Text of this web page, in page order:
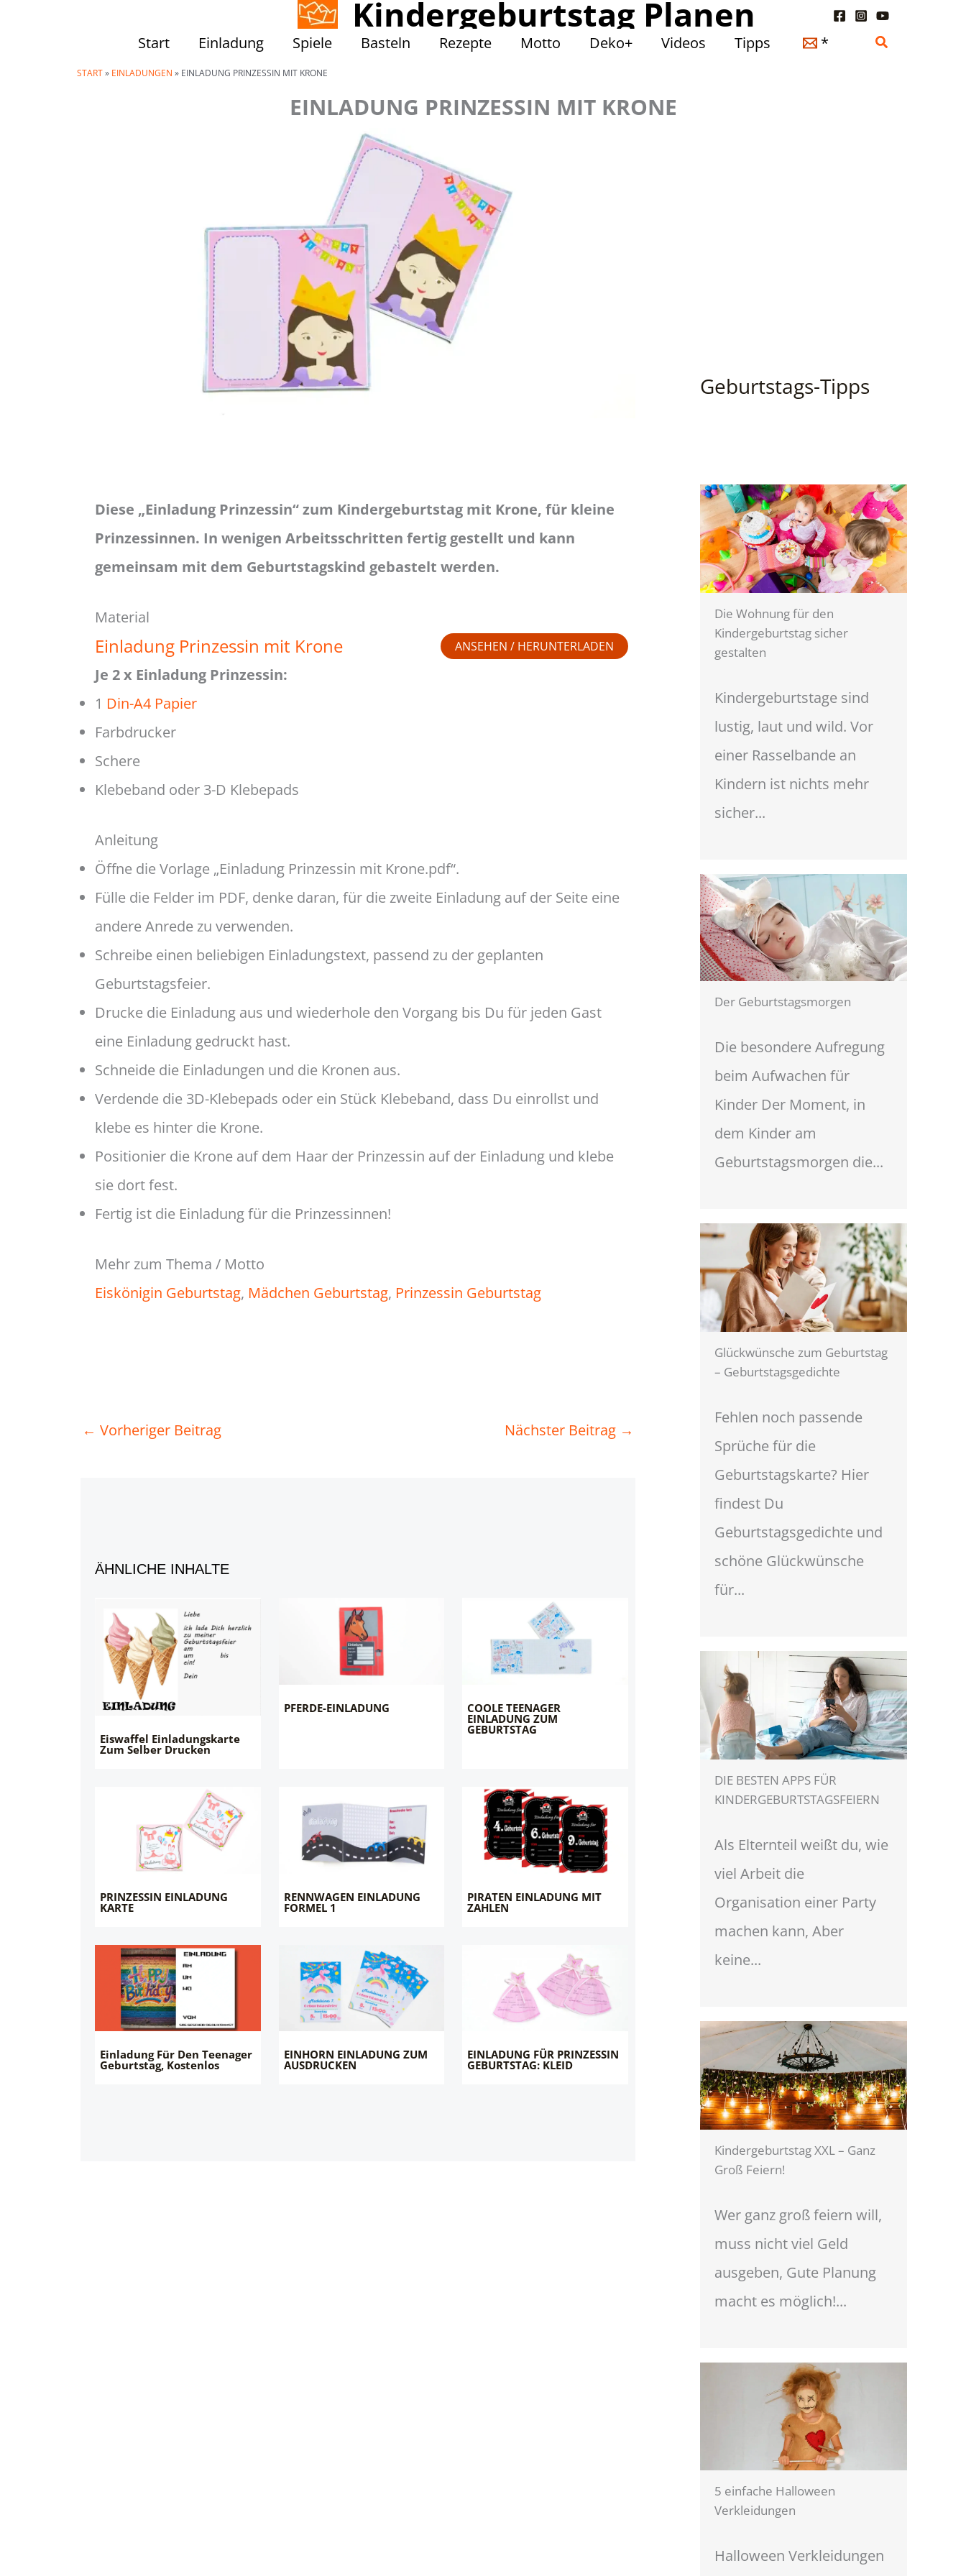
Kindergeburtstag Planen
Start Einladung Spiele Basteln Rezepte Motto Deko+ Videos Tipps * Suchen
START» EINLADUNGEN » EINLADUNG PRINZESSIN MIT KRONE
EINLADUNG PRINZESSIN MIT KRONE
Diese „Einladung Prinzessin“ zum Kindergeburtstag mit Krone, für kleine
Prinzessinnen. In wenigen Arbeitsschritten fertig gestellt und kann
gemeinsam mit dem Geburtstagskind gebastelt werden.
Material
Einladung Prinzessin mit Krone ANSEHEN / HERUNTERLADEN
Je 2 x Einladung Prinzessin:
1 Din-A4 Papier
Farbdrucker
Schere
Klebeband oder 3-D Klebepads
Anleitung
Öffne die Vorlage „Einladung Prinzessin mit Krone.pdf“.
Fülle die Felder im PDF, denke daran, für die zweite Einladung auf der Seite eine
andere Anrede zu verwenden.
Schreibe einen beliebigen Einladungstext, passend zu der geplanten
Geburtstagsfeier.
Drucke die Einladung aus und wiederhole den Vorgang bis Du für jeden Gast
eine Einladung gedruckt hast.
Schneide die Einladungen und die Kronen aus.
Verdende die 3D-Klebepads oder ein Stück Klebeband, dass Du einrollst und
klebe es hinter die Krone.
Positionier die Krone auf dem Haar der Prinzessin auf der Einladung und klebe
sie dort fest.
Fertig ist die Einladung für die Prinzessinnen!
Mehr zum Thema / Motto
Eiskönigin Geburtstag, Mädchen Geburtstag, Prinzessin Geburtstag
← Vorheriger Beitrag Nächster Beitrag →
ÄHNLICHE INHALTE
Eiswaffel Einladungskarte
Zum Selber Drucken
PFERDE-EINLADUNG COOLE TEENAGER
EINLADUNG ZUM
GEBURTSTAG
PRINZESSIN EINLADUNG
KARTE
RENNWAGEN EINLADUNG
FORMEL 1
PIRATEN EINLADUNG MIT
ZAHLEN
Einladung Für Den Teenager
Geburtstag, Kostenlos
EINHORN EINLADUNG ZUM
AUSDRUCKEN
EINLADUNG FÜR PRINZESSIN
GEBURTSTAG: KLEID
Geburtstags-Tipps
Die Wohnung für den
Kindergeburtstag sicher
gestalten
Kindergeburtstage sind
lustig, laut und wild. Vor
einer Rasselbande an
Kindern ist nichts mehr
sicher...
Der Geburtstagsmorgen
Die besondere Aufregung
beim Aufwachen für
Kinder Der Moment, in
dem Kinder am
Geburtstagsmorgen die...
Glückwünsche zum Geburtstag
– Geburtstagsgedichte
Fehlen noch passende
Sprüche für die
Geburtstagskarte? Hier
findest Du
Geburtstagsgedichte und
schöne Glückwünsche
für...
DIE BESTEN APPS FÜR
KINDERGEBURTSTAGSFEIERN
Als Elternteil weißt du, wie
viel Arbeit die
Organisation einer Party
machen kann, Aber
keine...
Kindergeburtstag XXL – Ganz
Groß Feiern!
Wer ganz groß feiern will,
muss nicht viel Geld
ausgeben, Gute Planung
macht es möglich!...
5 einfache Halloween
Verkleidungen
Halloween Verkleidungen